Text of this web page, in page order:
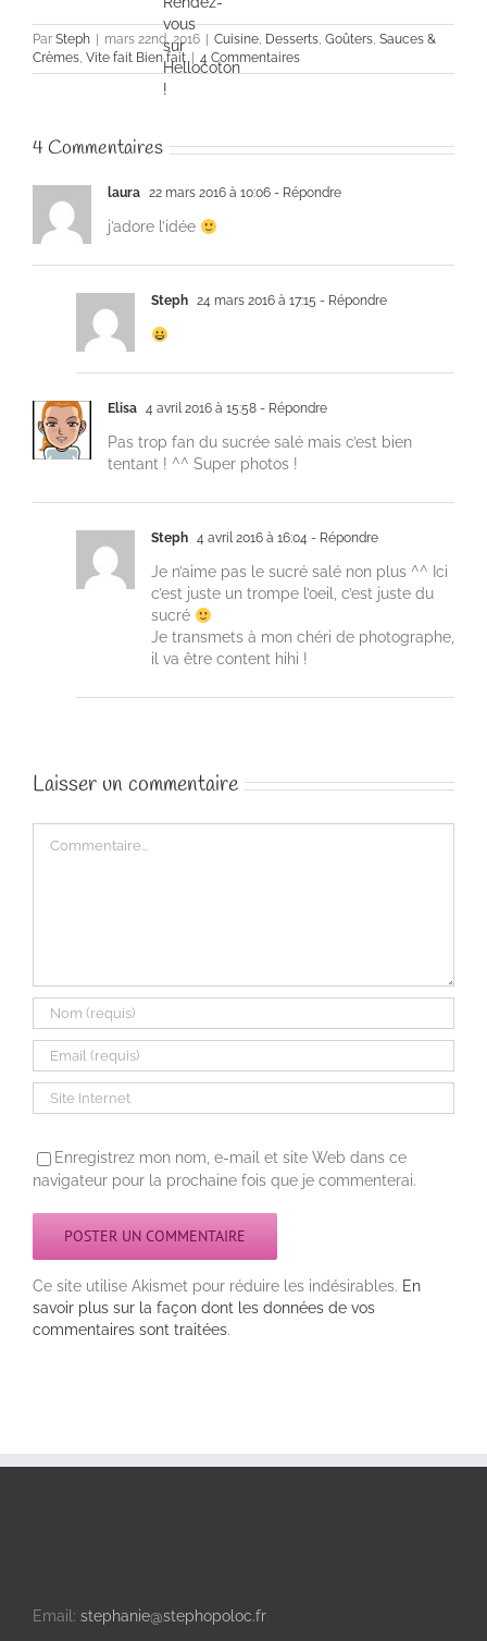
Par Steph mars 22nd, 2016 Cuisine, Desserts, Goûters, Sauces &
Crèmes, Vite fait Bien fait 4 Commentaires
4 Commentaires
laura 22 mars 2016 à 10:06 - Répondre
j’adore l’idée
Steph 24 mars 2016 à 17:15 - Répondre
Elisa 4 avril 2016 à 15:58 - Répondre
Pas trop fan du sucrée salé mais c’est bien
tentant ! ^^ Super photos !
Steph 4 avril 2016 à 16:04 - Répondre
Je n’aime pas le sucré salé non plus ^^ Ici
c’est juste un trompe l’oeil, c’est juste du
sucré
Je transmets à mon chéri de photographe,
il va être content hihi !
Laisser un commentaire
Enregistrez mon nom, e-mail et site Web dans ce
navigateur pour la prochaine fois que je commenterai.
Ce site utilise Akismet pour réduire les indésirables. En
savoir plus sur la façon dont les données de vos
commentaires sont traitées.
Email: stephanie@stephopoloc.fr